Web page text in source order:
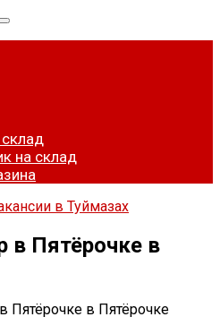
на склад
в Туймазах
в Пятёрочке в